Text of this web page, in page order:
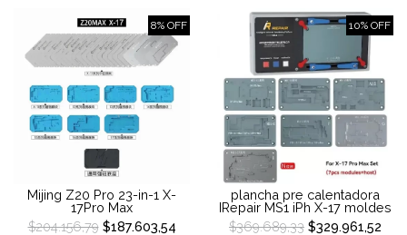
8% OFF
Mijing Z20 Pro 23-in-1 X-
17Pro Max
$204.156,79$187.603,54
10% OFF
plancha pre calentadora
IRepair MS1 iPh X-17 moldes
$369.689,33 $329.961,52